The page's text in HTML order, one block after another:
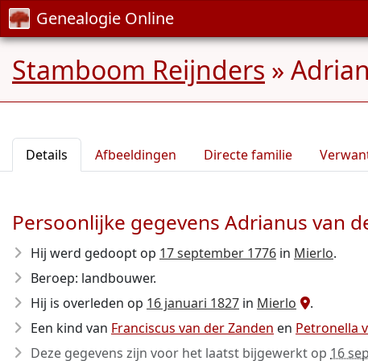
Genealogie Online
Stamboom Reijnders »
Details Afbeeldingen Directe familie
Persoonlijke gegevens Adrianus van
Hij werd gedoopt op 17 september 1776 in Mierlo.
Beroep: landbouwer.
Hij is overleden op 16 januari 1827 in Mierlo
.
Een kind van Franciscus van der Zanden en Petronella
Deze gegevens zijn voor het laatst bijgewerkt op 16